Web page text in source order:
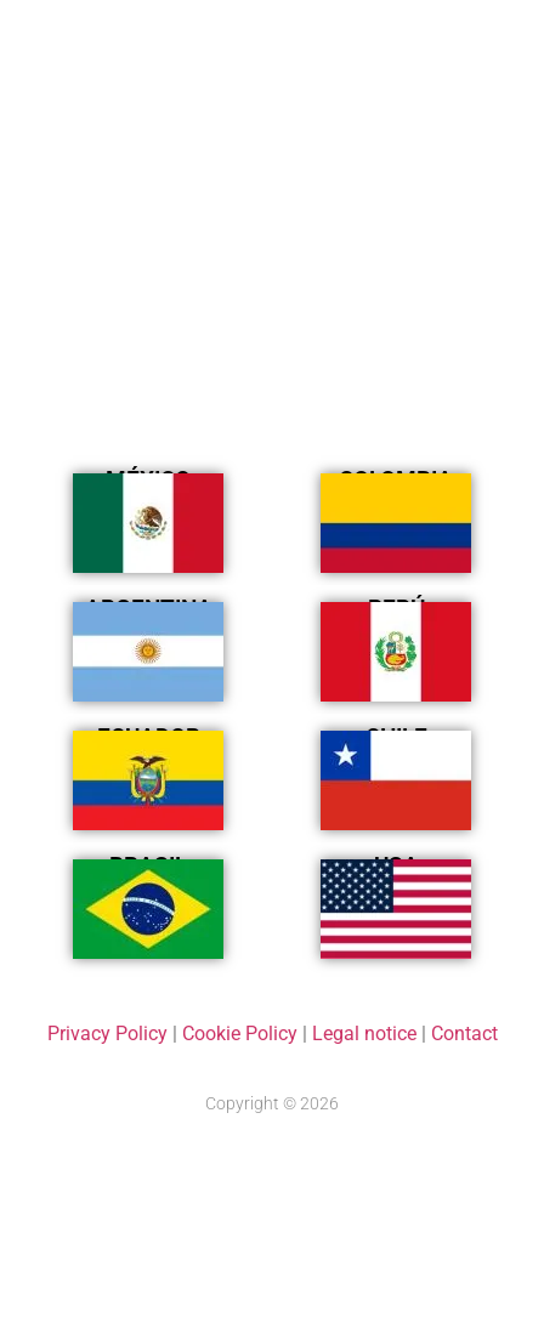
MÉXICO COLOMBIA
ARGENTINA PERÚ
ECUADOR CHILE
BRASIL USA
Privacy Policy| Cookie Policy| Legal notice| Contact
Copyright © 2026